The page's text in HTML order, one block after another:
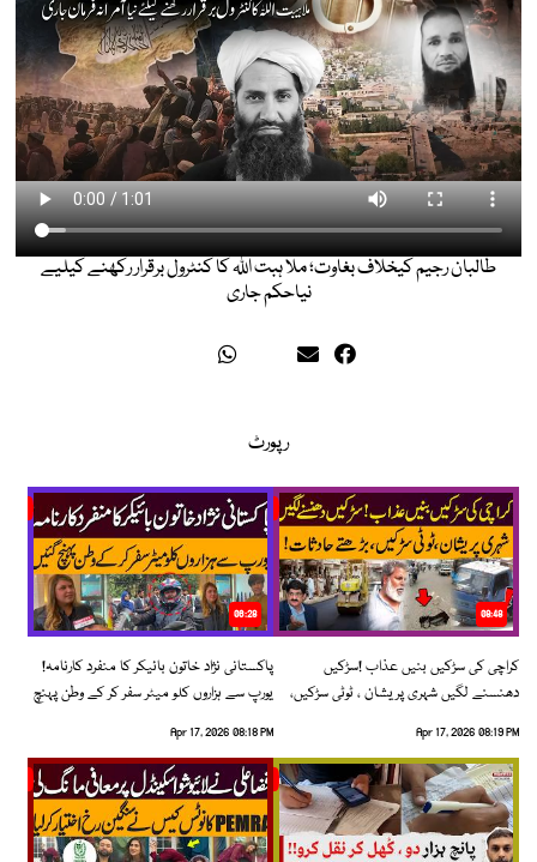
طالبان رجیم کیخلاف بغاوت؛ ملا ہبت اللہ کا کنٹرول برقرار رکھنے کیلیے
نیاحکم جاری
رپورٹ
08:48
کراچی کی سڑکیں بنیں عذاب !سڑکیں
دھنسنے لگیں شہری پریشان ، ٹوٹی سڑکیں،
Apr 17, 2026 08:19 PM
06:28
پاکستانی نژاد خاتون بائیکر کا منفرد کارنامہ!
یورپ سے ہزاروں کلو میٹر سفر کر کے وطن پہنچ
Apr 17, 2026 08:18 PM